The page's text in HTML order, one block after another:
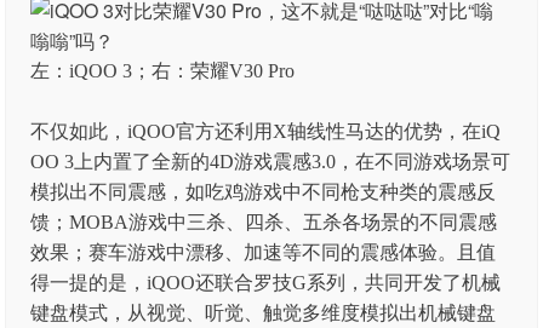
左：iQOO 3；右：荣耀V30 Pro
不仅如此，iQOO官方还利用X轴线性马达的优势，在iQ
OO 3上内置了全新的4D游戏震感3.0，在不同游戏场景可
模拟出不同震感，如吃鸡游戏中不同枪支种类的震感反
馈；MOBA游戏中三杀、四杀、五杀各场景的不同震感
效果；赛车游戏中漂移、加速等不同的震感体验。且值
得一提的是，iQOO还联合罗技G系列，共同开发了机械
键盘模式，从视觉、听觉、触觉多维度模拟出机械键盘